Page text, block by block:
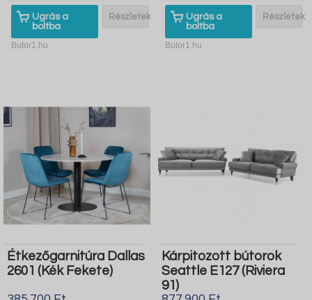
Ugrás a
boltba
Részletek
Butor1.hu
Ugrás a
boltba
Részletek
Butor1.hu
Étkezőgarnitúra Dallas
2601 (Kék Fekete)
Kárpitozott bútorok
Seattle E127 (Riviera
91)